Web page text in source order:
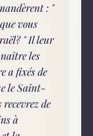
: "
vous
" Il leur
les
a fixés de
le Saint-
de
à